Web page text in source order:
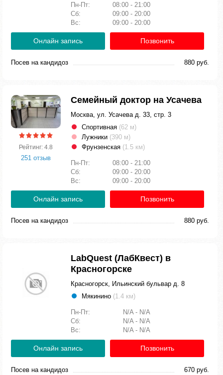
Пн-Пт:
08:00 - 21:00
Сб:
09:00 - 20:00
Вс:
09:00 - 20:00
Онлайн запись Позвонить
Посев на кандидоз 880 руб.
Рейтинг: 4.8
251 отзыв
Семейный доктор на Усачева
Москва, ул. Усачева д. 33, стр. 3
Спортивная (62 м)
Лужники (390 м)
Фрунзенская (1.5 км)
Пн-Пт:
08:00 - 21:00
Сб:
09:00 - 20:00
Вс:
09:00 - 20:00
Онлайн запись Позвонить
Посев на кандидоз 880 руб.
LabQuest (ЛабКвест) в
Красногорске
Красногорск, Ильинский бульвар д. 8
Мякинино (1.4 км)
Пн-Пт:
N/A - N/A
Сб:
N/A - N/A
Вс:
N/A - N/A
Онлайн запись Позвонить
Посев на кандидоз 670 руб.